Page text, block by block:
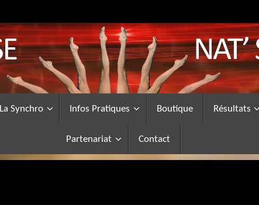
La Synchro Infos Pratiques Boutique Résultats
Partenariat Contact